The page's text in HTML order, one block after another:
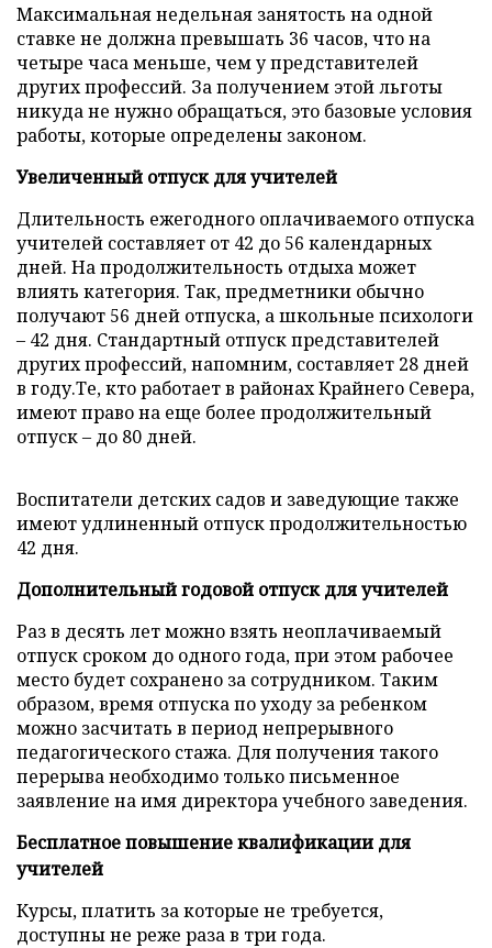
Максимальная недельная занятость на одной
ставке не должна превышать 36 часов, что на
четыре часа меньше, чем у представителей
других профессий. За получением этой льготы
никуда не нужно обращаться, это базовые условия
работы, которые определены законом.
Увеличенный отпуск для учителей
Длительность ежегодного оплачиваемого отпуска
учителей составляет от 42 до 56 календарных
дней. На продолжительность отдыха может
влиять категория. Так, предметники обычно
получают 56 дней отпуска, а школьные психологи
– 42 дня. Стандартный отпуск представителей
других профессий, напомним, составляет 28 дней
в году.Те, кто работает в районах Крайнего Севера,
имеют право на еще более продолжительный
отпуск – до 80 дней.
Воспитатели детских садов и заведующие также
имеют удлиненный отпуск продолжительностью
42 дня.
Дополнительный годовой отпуск для учителей
Раз в десять лет можно взять неоплачиваемый
отпуск сроком до одного года, при этом рабочее
место будет сохранено за сотрудником. Таким
образом, время отпуска по уходу за ребенком
можно засчитать в период непрерывного
педагогического стажа. Для получения такого
перерыва необходимо только письменное
заявление на имя директора учебного заведения.
Бесплатное повышение квалификации для
учителей
Курсы, платить за которые не требуется,
доступны не реже раза в три года.